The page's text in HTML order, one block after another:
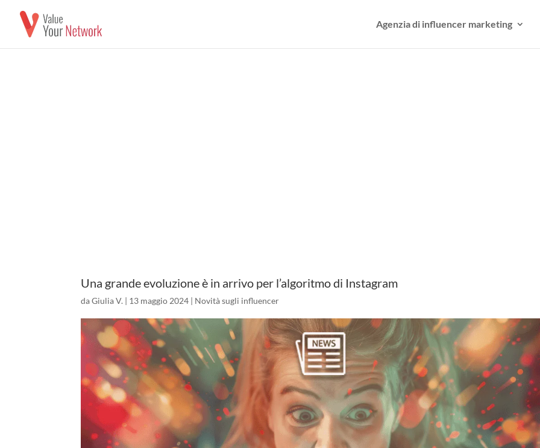
Agenzia di influencer marketing
Una grande evoluzione è in arrivo per l’algoritmo di Instagram
daGiulia V. | 13 maggio 2024 | Novità sugli influencer